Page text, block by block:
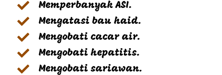
Memperbanyak ASI.
Mengatasi bau haid.
Mengobati cacar air.
Mengobati hepatitis.
Mengobati sariawan.